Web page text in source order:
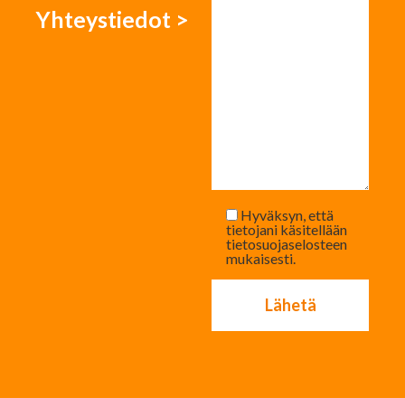
Yhteystiedot >
Hyväksyn, että
tietojani käsitellään
tietosuojaselosteen
mukaisesti.